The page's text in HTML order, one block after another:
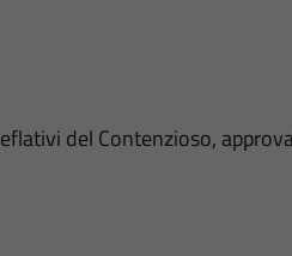
del Contenzioso,